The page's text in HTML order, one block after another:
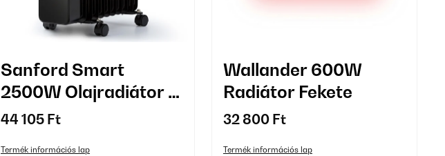
Sanford Smart
2500W Olajradiátor 11
Tagú Fekete
44 105 Ft
Termék információs lap
Wallander 600W
Radiátor Fekete
32 800 Ft
Termék információs lap